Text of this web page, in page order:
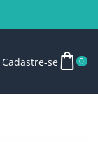
se 0